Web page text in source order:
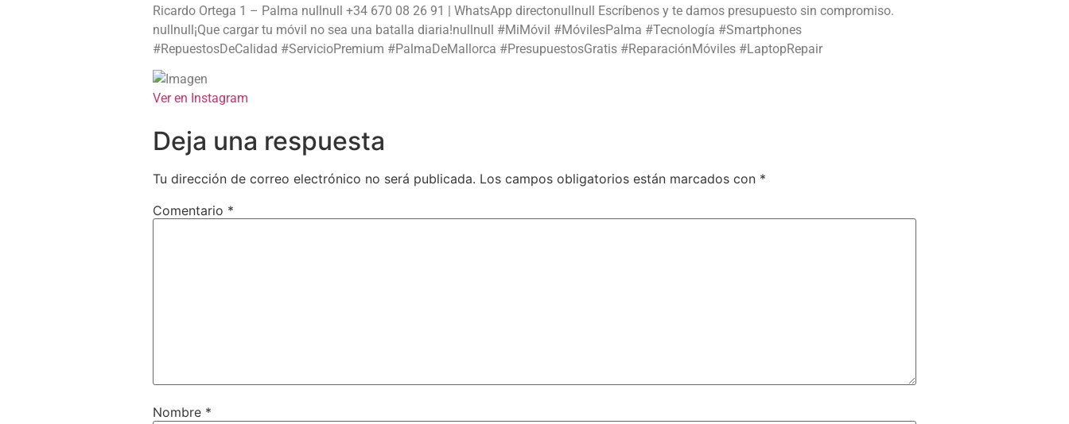
Ricardo Ortega 1 – Palma nullnull +34 670 08 26 91 | WhatsApp directonullnull Escríbenos y te damos presupuesto sin compromiso.
nullnull¡Que cargar tu móvil no sea una batalla diaria!nullnull #MiMóvil #MóvilesPalma #Tecnología #Smartphones
#RepuestosDeCalidad #ServicioPremium #PalmaDeMallorca #PresupuestosGratis #ReparaciónMóviles #LaptopRepair
Ver en Instagram
Deja una respuesta
Tu dirección de correo electrónico no será publicada. Los campos obligatorios están marcados con *
Comentario *
Nombre *